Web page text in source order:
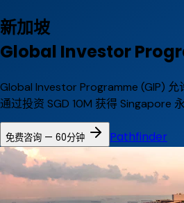
新加坡
Global Investor
Global Investor Programme (GIP)
通过投资 SGD 10M 获得 Singapore
免费咨询 — 60分钟 Pathfinder